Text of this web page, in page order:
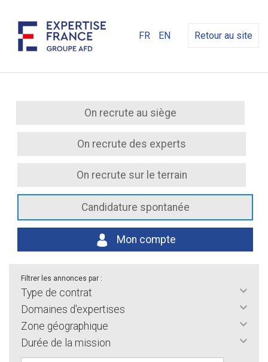
FR EN Retour au site
On recrute au siège
On recrute des experts
On recrute sur le terrain
Candidature spontanée
Mon compte
Filtrer les annonces par :
Type de contrat
Domaines d'expertises
Zone géographique
Durée de la mission